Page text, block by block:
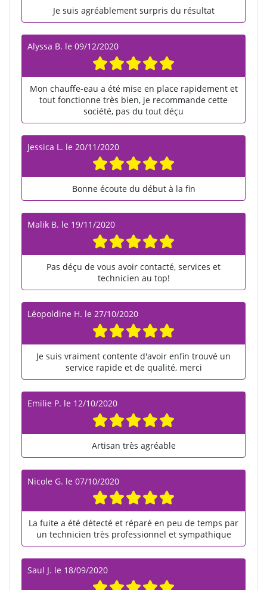
Je suis agréablement surpris du résultat
Alyssa B. le 09/12/2020
Mon chauffe-eau a été mise en place rapidement et
tout fonctionne très bien, je recommande cette
société, pas du tout déçu
Jessica L. le 20/11/2020
Bonne écoute du début à la fin
Malik B. le 19/11/2020
Pas déçu de vous avoir contacté, services et
technicien au top!
Léopoldine H. le 27/10/2020
Je suis vraiment contente d'avoir enfin trouvé un
service rapide et de qualité, merci
Emilie P. le 12/10/2020
Artisan très agréable
Nicole G. le 07/10/2020
La fuite a été détecté et réparé en peu de temps par
un technicien très professionnel et sympathique
Saul J. le 18/09/2020